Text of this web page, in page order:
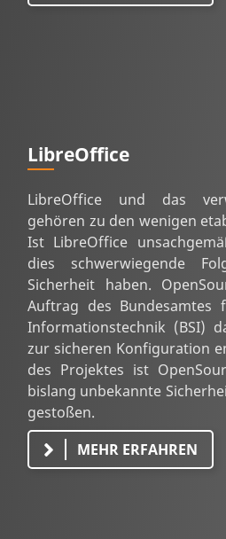
LibreOffice
LibreOffice und das
gehören zu den wenigen
Ist LibreOffice
dies schwerwiegende
Sicherheit haben.
Auftrag des
Informationstechnik (BSI)
zur sicheren Konfiguration
des Projektes ist
bislang unbekannte
gestoßen.
MEHR ERFAHREN